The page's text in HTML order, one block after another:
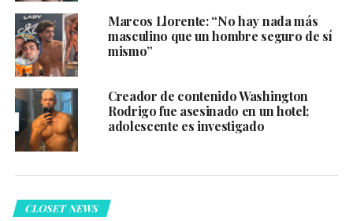
Marcos Llorente: “No hay nada más
masculino que un hombre seguro de sí
mismo”
Creador de contenido Washington
Rodrigo fue asesinado en un hotel;
adolescente es investigado
CLOSET NEWS